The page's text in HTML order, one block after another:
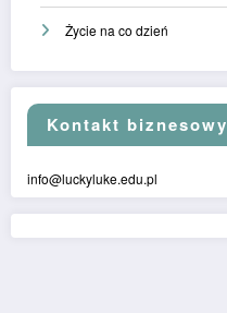
Życie na co dzień
Kontakt biznesowy
info@luckyluke.edu.pl